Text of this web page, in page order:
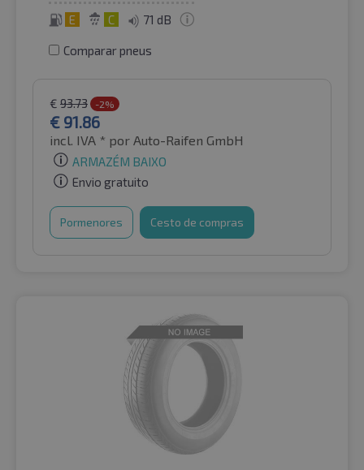
E C 71 dB
Comparar pneus
€ 93.73 -2%
€ 91.86
incl. IVA * por Auto-Raifen GmbH
ARMAZÉM BAIXO
Envio gratuito
Pormenores Cesto de compras